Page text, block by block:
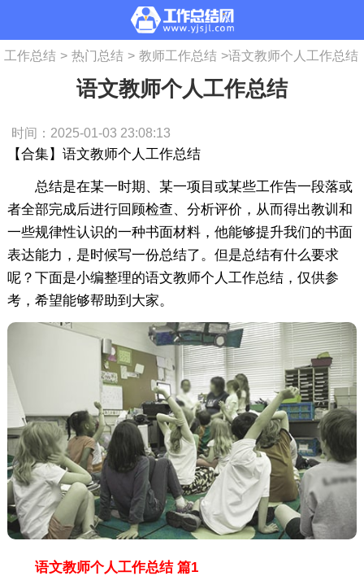
工作总结 > 热门总结 > 教师工作总结 >语文教师个人工作总结
语文教师个人工作总结
时间：2025-01-03 23:08:13
【合集】语文教师个人工作总结
总结是在某一时期、某一项目或某些工作告一段落或
者全部完成后进行回顾检查、分析评价，从而得出教训和
一些规律性认识的一种书面材料，他能够提升我们的书面
表达能力，是时候写一份总结了。但是总结有什么要求
呢？下面是小编整理的语文教师个人工作总结，仅供参
考，希望能够帮助到大家。
语文教师个人工作总结 篇1